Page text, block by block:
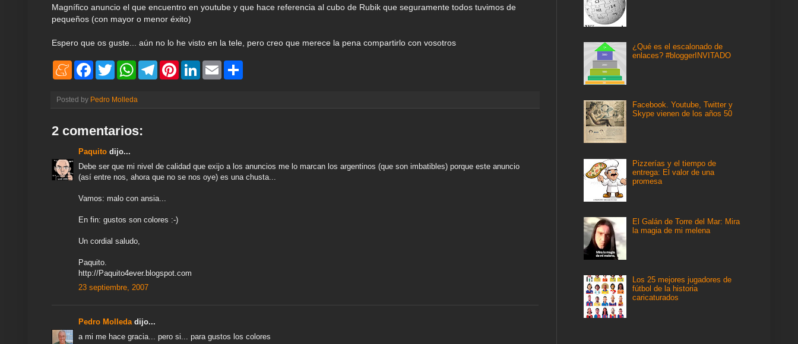
Magnífico anuncio el que encuentro en youtube y que hace referencia al cubo de Rubik que seguramente todos tuvimos de
pequeños (con mayor o menor éxito)
Espero que os guste... aún no lo he visto en la tele, pero creo que merece la pena compartirlo con vosotros
M
a
F
b
k
T
w
t
W
s
p
T
P
L
E
Posted by Pedro Molleda
2 comentarios:
Paquito dijo...
Debe ser que mi nivel de calidad que exijo a los anuncios me lo marcan los argentinos (que son imbatibles) porque este anuncio
(así entre nos, ahora que no se nos oye) es una chusta...
Vamos: malo con ansia...
En fin: gustos son colores :-)
Un cordial saludo,
Paquito.
http://Paquito4ever.blogspot.com
23 septiembre, 2007
Pedro Molledadijo...
a mi me hace gracia... pero si... para gustos los colores
¿Qué es el escalonado de
enlaces? #bloggerINVITADO
Facebook. Youtube, Twitter y
Skype vienen de los años 50
Pizzerías y el tiempo de
entrega: El valor de una
promesa
El Galán de Torre del Mar: Mira
la magia de mi melena
Los 25 mejores jugadores de
fútbol de la historia
caricaturados